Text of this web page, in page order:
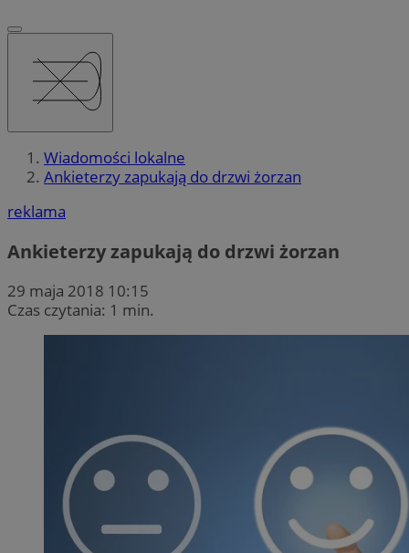
Wiadomości lokalne
Ankieterzy zapukają do drzwi żorzan
reklama
Ankieterzy zapukają do drzwi żorzan
29 maja 2018 10:15
Czas czytania: 1 min.